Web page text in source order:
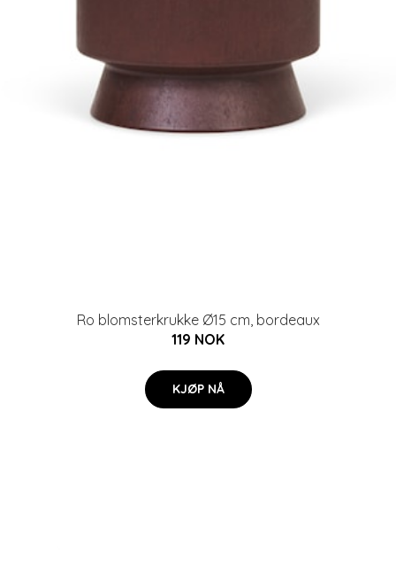
Ro blomsterkrukke Ø15 cm, bordeaux
119 NOK
KJØP NÅ